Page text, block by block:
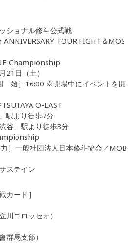
ショナル修斗公式戦
TOUR FIGHT＆MOS
Championship
21日（土）
始］16:00 ※開場中にイベントを開
O-EAST
駅より徒歩7分
谷」駅より徒歩3分
］一般社団法人日本修斗協会／MOB
ステイン
カード］
川コロッセオ）
群馬支部）